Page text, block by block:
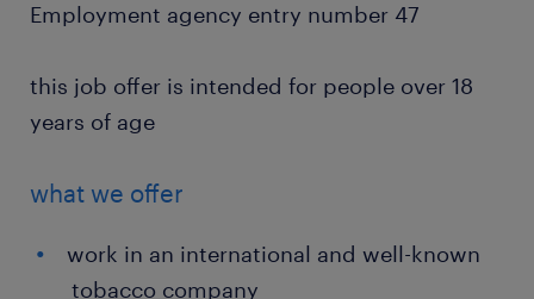
Employment agency entry number 47
this job offer is intended for people over 18
years of age
what we offer
work in an international and well-known
tobacco company